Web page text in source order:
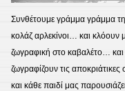
Συνθέτουμε γράμμα γράμμα
κολάζ αρλεκίνοι… και
ζωγραφική στο καβαλέτο…
ζωγραφίζουν τις
και κάθε παιδί μας